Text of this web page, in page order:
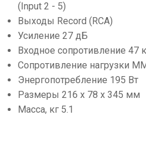
(Input 2 - 5)
Выходы Record (RCA)
Усиление 27 дБ
Входное сопротивление 47
Сопротивление нагрузки
Энергопотребление 195 Вт
Размеры 216 х 78 х 345 мм
Масса, кг 5.1